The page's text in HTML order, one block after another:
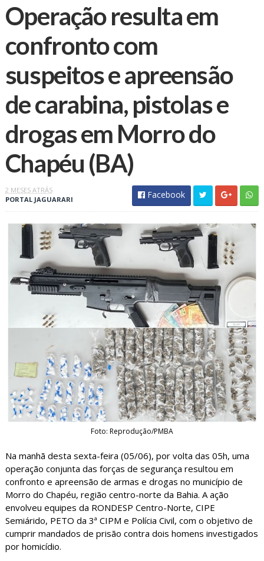
Operação resulta em
confronto com
suspeitos e apreensão
de carabina, pistolas e
drogas em Morro do
Chapéu (BA)
2 MESES ATRÁS
PORTAL JAGUARARI
Facebook
Foto: Reprodução/PMBA
Na manhã desta sexta-feira (05/06), por volta das 05h, uma
operação conjunta das forças de segurança resultou em
confronto e apreensão de armas e drogas no município de
Morro do Chapéu, região centro-norte da Bahia. A ação
envolveu equipes da RONDESP Centro-Norte, CIPE
Semiárido, PETO da 3ª CIPM e Polícia Civil, com o objetivo de
cumprir mandados de prisão contra dois homens investigados
por homicídio.